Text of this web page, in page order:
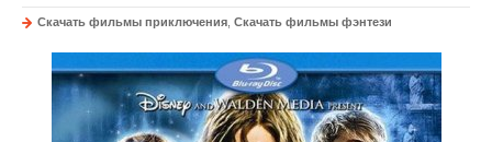
Скачать фильмы приключения Скачать фильмы фэнтези